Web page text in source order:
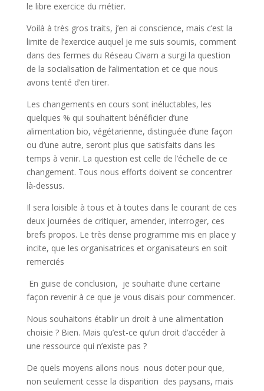
le libre exercice du métier.
Voilà à très gros traits, j’en ai conscience, mais c’est la
limite de l’exercice auquel je me suis soumis, comment
dans des fermes du Réseau Civam a surgi la question
de la socialisation de l’alimentation et ce que nous
avons tenté d’en tirer.
Les changements en cours sont inéluctables, les
quelques % qui souhaitent bénéficier d’une
alimentation bio, végétarienne, distinguée d’une façon
ou d’une autre, seront plus que satisfaits dans les
temps à venir. La question est celle de l’échelle de ce
changement. Tous nous efforts doivent se concentrer
là-dessus.
Il sera loisible à tous et à toutes dans le courant de ces
deux journées de critiquer, amender, interroger, ces
brefs propos. Le très dense programme mis en place y
incite, que les organisatrices et organisateurs en soit
remerciés
En guise de conclusion, je souhaite d’une certaine
façon revenir à ce que je vous disais pour commencer.
Nous souhaitons établir un droit à une alimentation
choisie ? Bien. Mais qu’est-ce qu’un droit d’accéder à
une ressource qui n’existe pas ?
De quels moyens allons nous nous doter pour que,
non seulement cesse la disparition des paysans, mais